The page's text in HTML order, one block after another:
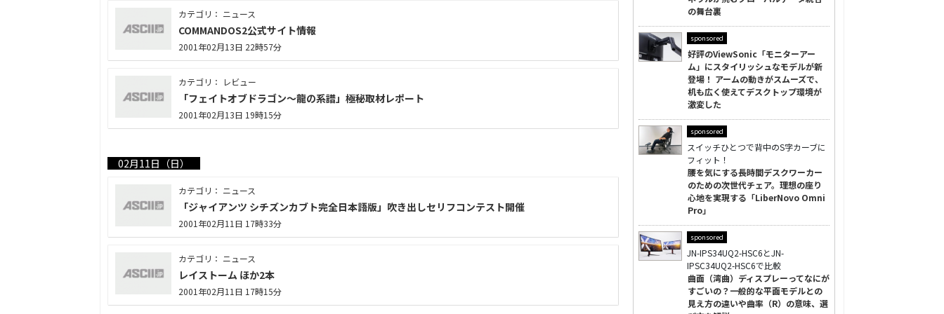
カテゴリ： ニュース
COMMANDOS2公式サイト情報
2001年02月13日 22時57分
カテゴリ： レビュー
「フェイトオブドラゴン～龍の系譜」極秘取材レポート
2001年02月13日 19時15分
02月11日（日）
カテゴリ： ニュース
「ジャイアンツ シチズンカブト完全日本語版」吹き出しセリフコンテスト開催
2001年02月11日 17時33分
カテゴリ： ニュース
レイストーム ほか2本
2001年02月11日 17時15分
の舞台裏
sponsored
好評のViewSonic「モニターアー
ム」にスタイリッシュなモデルが新
登場！ アームの動きがスムーズで、
机も広く使えてデスクトップ環境が
激変した
sponsored
スイッチひとつで背中のS字カーブに
フィット！
腰を気にする長時間デスクワーカー
のための次世代チェア。理想の座り
心地を実現する「LiberNovo Omni
Pro」
sponsored
JN-IPS34UQ2-HSC6とJN-
IPSC34UQ2-HSC6で比較
曲面（湾曲）ディスプレーってなにが
すごいの？一般的な平面モデルとの
見え方の違いや曲率（R）の意味、選